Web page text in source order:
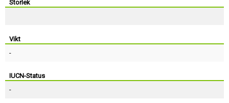
Storlek
Vikt
-
IUCN-Status
-